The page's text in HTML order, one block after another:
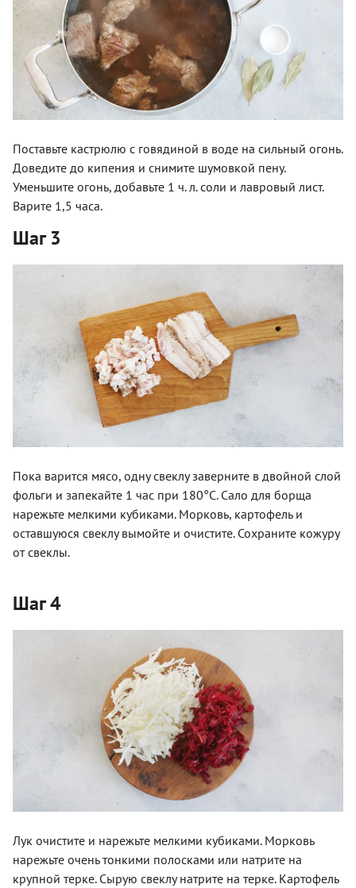
Поставьте кастрюлю с говядиной в воде на сильный огонь.
Доведите до кипения и снимите шумовкой пену.
Уменьшите огонь, добавьте 1 ч. л. соли и лавровый лист.
Варите 1,5 часа.
Шаг 3
Пока варится мясо, одну свеклу заверните в двойной слой
фольги и запекайте 1 час при 180°C. Сало для борща
нарежьте мелкими кубиками. Морковь, картофель и
оставшуюся свеклу вымойте и очистите. Сохраните кожуру
от свеклы.
Шаг 4
Лук очистите и нарежьте мелкими кубиками. Морковь
нарежьте очень тонкими полосками или натрите на
крупной терке. Сырую свеклу натрите на терке. Картофель